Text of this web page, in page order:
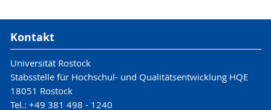
Kontakt
Universität Rostock
Stabsstelle für Hochschul- und Qualitätsentwicklung HQE
18051 Rostock
Tel.: +49 381 498 - 1240